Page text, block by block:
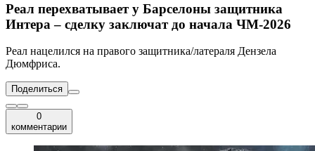
Реал перехватывает у Барселоны защитника
Интера – сделку заключат до начала ЧМ-2026
Реал нацелился на правого защитника/латераля Дензела
Дюмфриса.
Поделиться
0
комментарии